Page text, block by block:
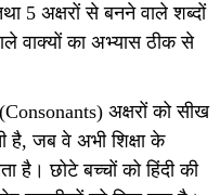
5 अक्षरों से बनने वाले शब्दों
वाक्यों का अभ्यास ठीक से
अक्षरों को सीख
है, जब वे अभी शिक्षा के
है। छोटे बच्चों को हिंदी की